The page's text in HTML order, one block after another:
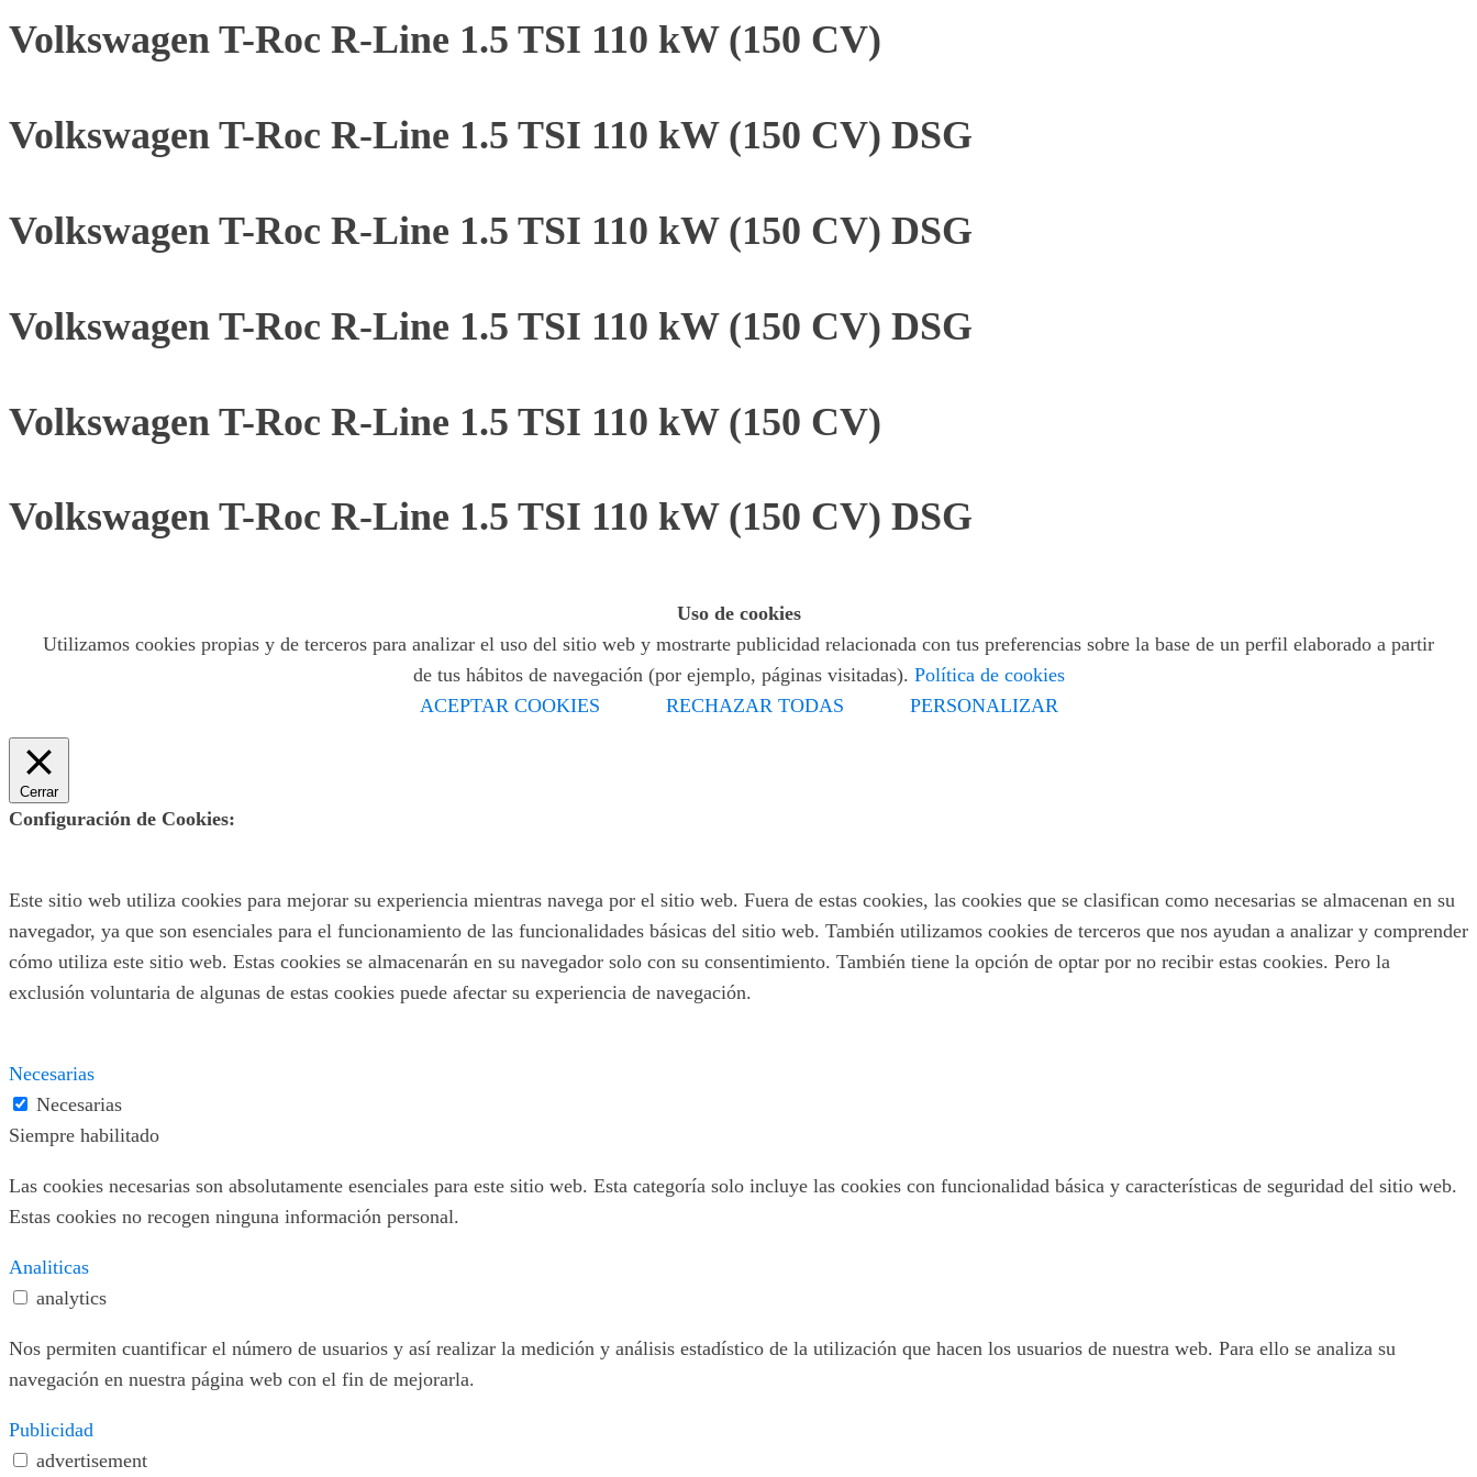
Volkswagen T-Roc R-Line 1.5 TSI 110 kW (150 CV)
Volkswagen T-Roc R-Line 1.5 TSI 110 kW (150 CV) DSG
Volkswagen T-Roc R-Line 1.5 TSI 110 kW (150 CV) DSG
Volkswagen T-Roc R-Line 1.5 TSI 110 kW (150 CV) DSG
Volkswagen T-Roc R-Line 1.5 TSI 110 kW (150 CV)
Volkswagen T-Roc R-Line 1.5 TSI 110 kW (150 CV) DSG
Uso de cookies
Utilizamos cookies propias y de terceros para analizar el uso del sitio web y mostrarte publicidad relacionada con tus preferencias sobre la base de un perfil elaborado a partir
de tus hábitos de navegación (por ejemplo, páginas visitadas). Política de cookies
ACEPTAR COOKIES
RECHAZAR TODAS PERSONALIZAR
Cerrar
Configuración de Cookies:
Este sitio web utiliza cookies para mejorar su experiencia mientras navega por el sitio web. Fuera de estas cookies, las cookies que se clasifican como necesarias se almacenan en su
navegador, ya que son esenciales para el funcionamiento de las funcionalidades básicas del sitio web. También utilizamos cookies de terceros que nos ayudan a analizar y comprender
cómo utiliza este sitio web. Estas cookies se almacenarán en su navegador solo con su consentimiento. También tiene la opción de optar por no recibir estas cookies. Pero la
exclusión voluntaria de algunas de estas cookies puede afectar su experiencia de navegación.
Necesarias
Necesarias
Siempre habilitado
Las cookies necesarias son absolutamente esenciales para este sitio web. Esta categoría solo incluye las cookies con funcionalidad básica y características de seguridad del sitio web.
Estas cookies no recogen ninguna información personal.
Analiticas
analytics
Nos permiten cuantificar el número de usuarios y así realizar la medición y análisis estadístico de la utilización que hacen los usuarios de nuestra web. Para ello se analiza su
navegación en nuestra página web con el fin de mejorarla.
Publicidad
advertisement